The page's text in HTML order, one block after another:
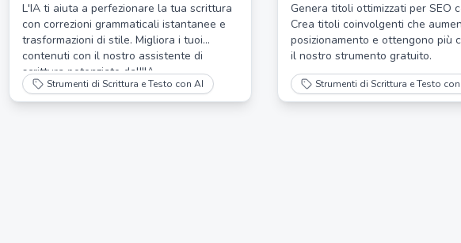
L'IA ti aiuta a perfezionare la tua scrittura
con correzioni grammaticali istantanee e
trasformazioni di stile. Migliora i tuoi
contenuti con il nostro assistente di
scrittura potenziato dall'IA.
Strumenti di Scrittura e Testo con AI
Genera titoli ottimizzati per SEO
Crea titoli coinvolgenti che
posizionamento e ottengono più
il nostro strumento gratuito.
Strumenti di Scrittura e Testo